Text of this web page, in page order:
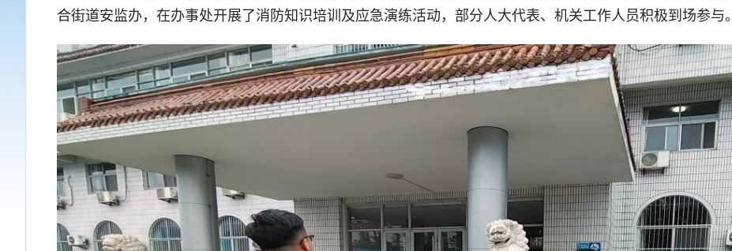
合街道安监办，在办事处开展了消防知识培训及应急演练活动，部分人大代表、机关工作人员积极到场参与。